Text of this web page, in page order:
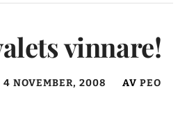
vinnare!
4 NOVEMBER, 2008 AV PEO